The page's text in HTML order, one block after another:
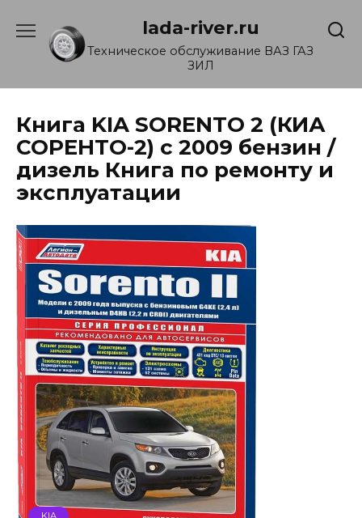
содержанию
lada-river.ru
Техническое обслуживание ВАЗ ГАЗ
ЗИЛ
Книга KIA SORENTO 2 (КИА
СОРЕНТО-2) с 2009 бензин /
дизель Книга по ремонту и
эксплуатации